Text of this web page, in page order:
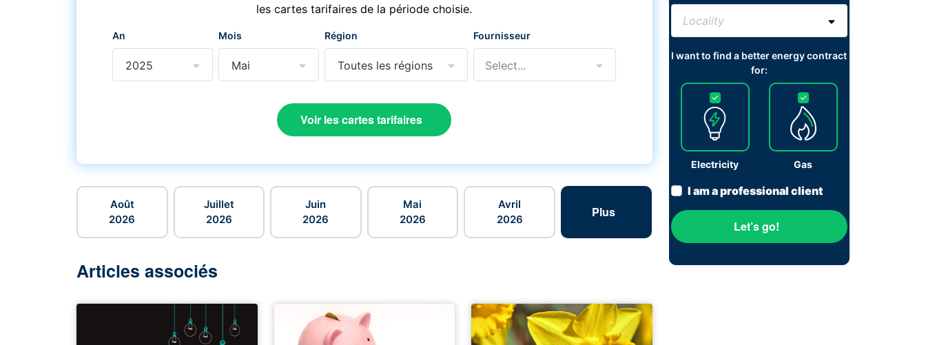
les cartes tarifaires de la période choisie.
An
2025
Mois
Mai
Région
Toutes les régions
Fournisseur
Select...
Voir les cartes tarifaires
Août
2026
Juillet
2026
Juin
2026
Mai
2026
Avril
2026
Plus
Articles associés
I want to find a better energy contract
for:
Electricity Gas
I am a professional client
Let’s go!